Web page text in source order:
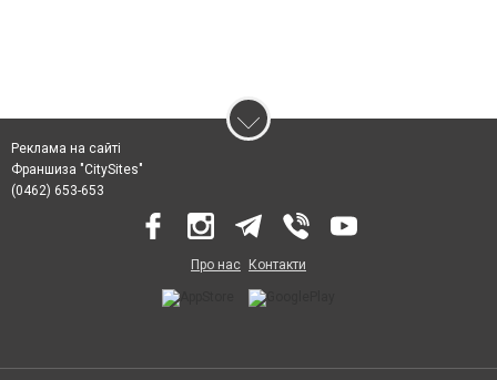
Реклама на сайті
Франшиза "CitySites"
(0462) 653-653
Про нас Контакти